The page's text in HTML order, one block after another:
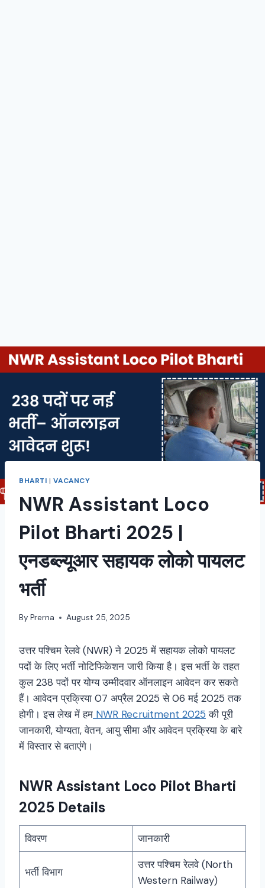
BHARTI |VACANCY
NWR Assistant Loco
Pilot Bharti 2025 |
एनडब्ल्यूआर सहायक लोको पायलट
भर्ती
By Prerna August 25, 2025
उत्तर पश्चिम रेलवे (NWR) ने 2025 में सहायक लोको पायलट
पदों के लिए भर्ती नोटिफिकेशन जारी किया है। इस भर्ती के तहत
कुल 238 पदों पर योग्य उम्मीदवार ऑनलाइन आवेदन कर सकते
हैं। आवेदन प्रक्रिया 07 अप्रैल 2025 से 06 मई 2025 तक
होगी। इस लेख में हम NWR Recruitment 2025की पूरी
जानकारी, योग्यता, वेतन, आयु सीमा और आवेदन प्रक्रिया के बारे
में विस्तार से बताएंगे।
NWR Assistant Loco Pilot Bharti
2025 Details
विवरण जानकारी
भर्ती विभाग
उत्तर पश्चिम रेलवे (North
Western Railway)